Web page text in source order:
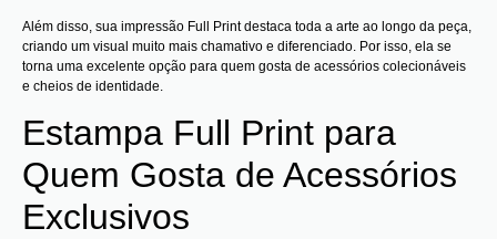
Além disso, sua impressão Full Print destaca toda a arte ao longo da peça,
criando um visual muito mais chamativo e diferenciado. Por isso, ela se
torna uma excelente opção para quem gosta de acessórios colecionáveis
e cheios de identidade.
Estampa Full Print para
Quem Gosta de Acessórios
Exclusivos